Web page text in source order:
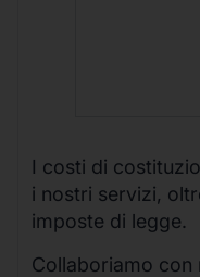
I costi di
i nostri servizi,
imposte di legge.
Collaboriamo con